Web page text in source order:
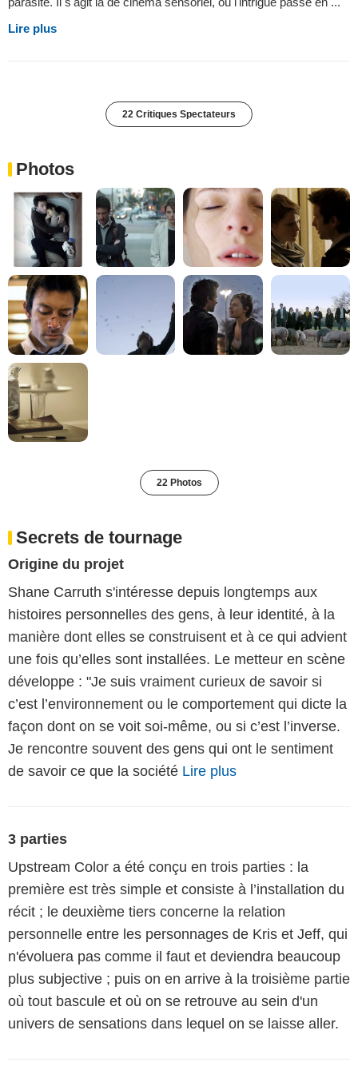
Lire plus
22 Critiques Spectateurs
Photos
22 Photos
Secrets de tournage
Origine du projet
Shane Carruth s'intéresse depuis longtemps aux
histoires personnelles des gens, à leur identité, à la
manière dont elles se construisent et à ce qui advient
une fois qu’elles sont installées. Le metteur en scène
développe : "Je suis vraiment curieux de savoir si
c’est l’environnement ou le comportement qui dicte la
façon dont on se voit soi-même, ou si c’est l’inverse.
Je rencontre souvent des gens qui ont le sentiment
de savoir ce que la société Lire plus
3 parties
Upstream Color a été conçu en trois parties : la
première est très simple et consiste à l’installation du
récit ; le deuxième tiers concerne la relation
personnelle entre les personnages de Kris et Jeff, qui
n'évoluera pas comme il faut et deviendra beaucoup
plus subjective ; puis on en arrive à la troisième partie
où tout bascule et où on se retrouve au sein d'un
univers de sensations dans lequel on se laisse aller.